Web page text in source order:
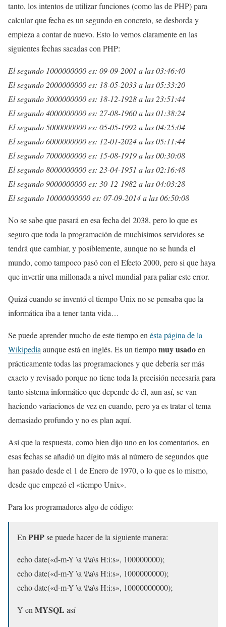
tanto, los intentos de utilizar funciones (como las de PHP) para
calcular que fecha es un segundo en concreto, se desborda y
empieza a contar de nuevo. Esto lo vemos claramente en las
siguientes fechas sacadas con PHP:
El segundo 1000000000 es: 09-09-2001 a las 03:46:40
El segundo 2000000000 es: 18-05-2033 a las 05:33:20
El segundo 3000000000 es: 18-12-1928 a las 23:51:44
El segundo 4000000000 es: 27-08-1960 a las 01:38:24
El segundo 5000000000 es: 05-05-1992 a las 04:25:04
El segundo 6000000000 es: 12-01-2024 a las 05:11:44
El segundo 7000000000 es: 15-08-1919 a las 00:30:08
El segundo 8000000000 es: 23-04-1951 a las 02:16:48
El segundo 9000000000 es: 30-12-1982 a las 04:03:28
El segundo 10000000000 es: 07-09-2014 a las 06:50:08
No se sabe que pasará en esa fecha del 2038, pero lo que es
seguro que toda la programación de muchísimos servidores se
tendrá que cambiar, y posiblemente, aunque no se hunda el
mundo, como tampoco pasó con el Efecto 2000, pero si que haya
que invertir una millonada a nivel mundial para paliar este error.
Quizá cuando se inventó el tiempo Unix no se pensaba que la
informática iba a tener tanta vida…
Se puede aprender mucho de este tiempo en ésta página de la
Wikipedia aunque está en inglés. Es un tiempomuy usadoen
prácticamente todas las programaciones y que debería ser más
exacto y revisado porque no tiene toda la precisión necesaria para
tanto sistema informático que depende de él, aun así, se van
haciendo variaciones de vez en cuando, pero ya es tratar el tema
demasiado profundo y no es plan aquí.
Así que la respuesta, como bien dijo uno en los comentarios, en
esas fechas se añadió un dígito más al número de segundos que
han pasado desde el 1 de Enero de 1970, o lo que es lo mismo,
desde que empezó el «tiempo Unix».
Para los programadores algo de código:
En PHPse puede hacer de la siguiente manera:
echo date(«d-m-Y \a \l\a\s H:i:s», 100000000);
echo date(«d-m-Y \a \l\a\s H:i:s», 1000000000);
echo date(«d-m-Y \a \l\a\s H:i:s», 10000000000);
Y en MYSQL así